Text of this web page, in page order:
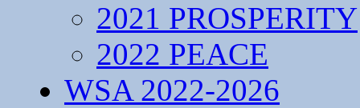
2021 PROSPERITY
2022 PEACE
WSA 2022-2026